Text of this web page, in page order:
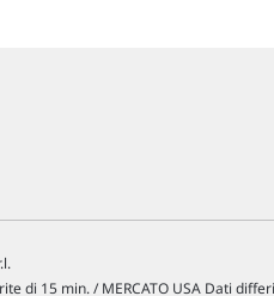
di 15 min. / MERCATO USA Dati